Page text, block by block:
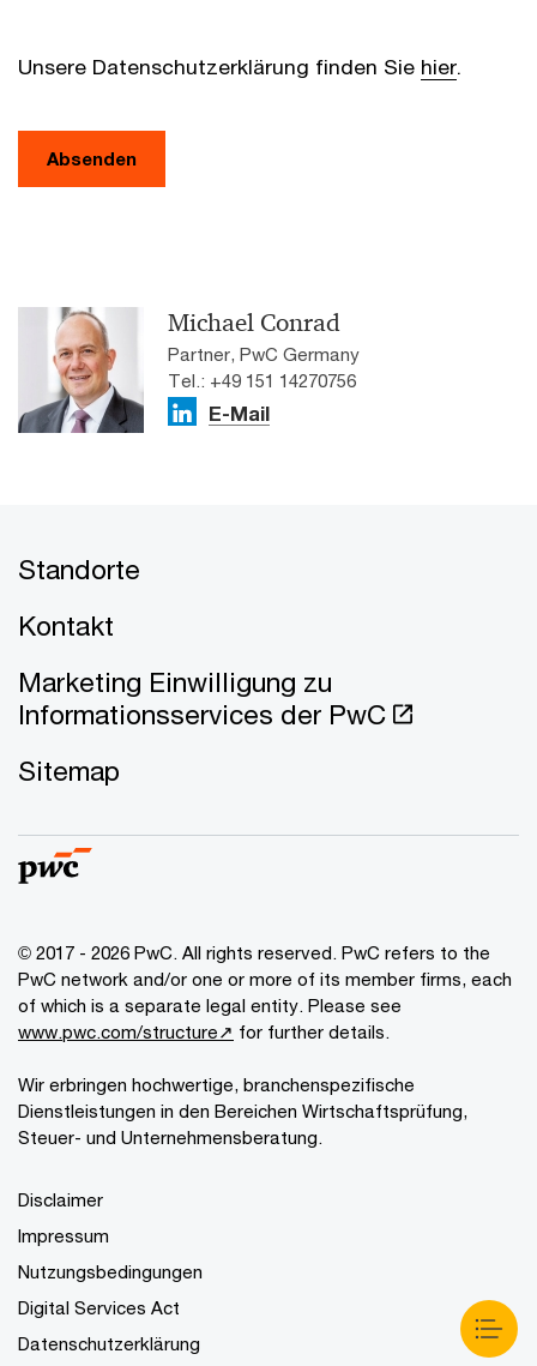
Unsere Datenschutzerklärung finden Sie hier.
Absenden
Michael Conrad
Partner, PwC Germany
Tel.: +49 151 14270756
E-Mail
Standorte
Kontakt
Marketing Einwilligung zu
Informationsservices der PwC
Sitemap
© 2017 - 2026 PwC. All rights reserved. PwC refers to the
PwC network and/or one or more of its member firms, each
of which is a separate legal entity. Please see
www.pwc.com/structure↗ for further details.
Wir erbringen hochwertige, branchenspezifische
Dienstleistungen in den Bereichen Wirtschaftsprüfung,
Steuer- und Unternehmensberatung.
Disclaimer
Impressum
Nutzungsbedingungen
Digital Services Act
Datenschutzerklärung